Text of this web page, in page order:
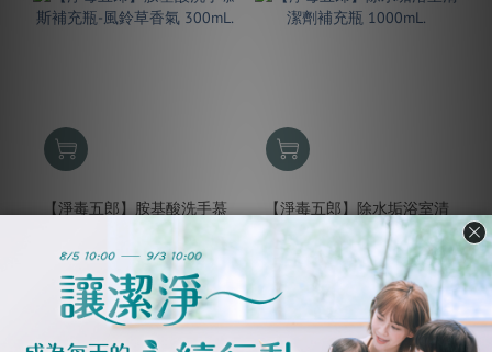
【淨毒五郎】胺基酸洗手慕
300mL.
NT$450
NT$249
【淨毒五郎】除水垢浴室清
潔劑補充瓶 1000mL.
NT$1,680
NT$999